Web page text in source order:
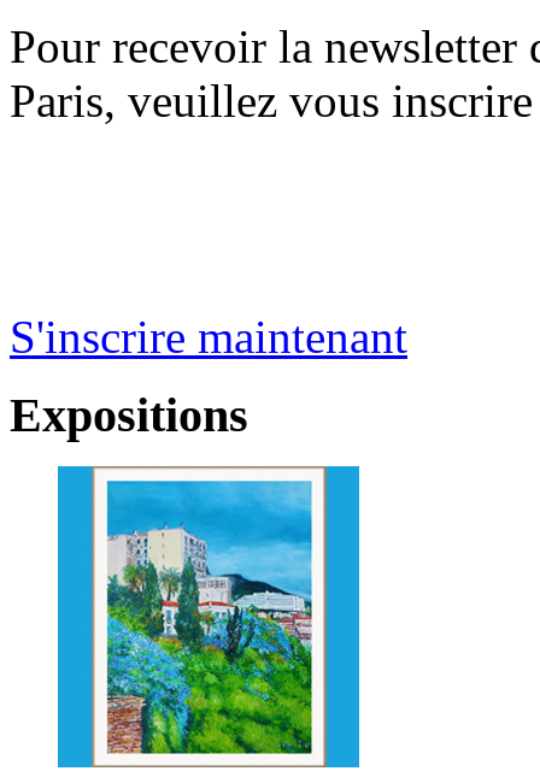
Pour recevoir la
Paris, veuillez vous
S'inscrire maintenant
Expositions